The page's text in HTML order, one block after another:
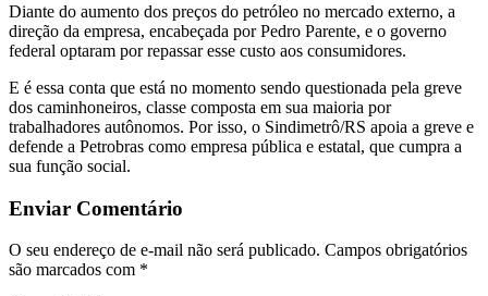
Diante do aumento dos preços do petróleo no mercado externo, a
direção da empresa, encabeçada por Pedro Parente, e o governo
federal optaram por repassar esse custo aos consumidores.
E é essa conta que está no momento sendo questionada pela greve
dos caminhoneiros, classe composta em sua maioria por
trabalhadores autônomos. Por isso, o Sindimetrô/RS apoia a greve e
defende a Petrobras como empresa pública e estatal, que cumpra a
sua função social.
Enviar Comentário
O seu endereço de e-mail não será publicado. Campos obrigatórios
são marcados com *